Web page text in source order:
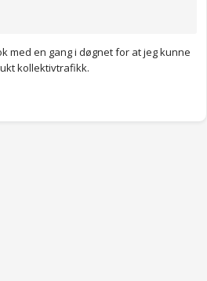
med en gang i døgnet for at jeg kunne
kollektivtrafikk.